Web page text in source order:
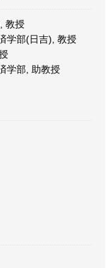
教授
学部(日吉), 教授
学部, 助教授